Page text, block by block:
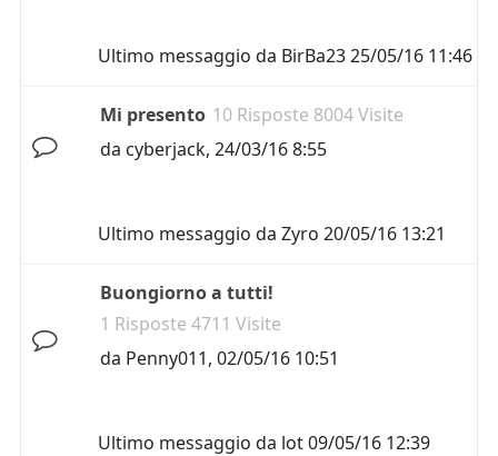
Ultimo messaggio da BirBa2325/05/16 11:46
Mi presento 10 Risposte 8004 Visite
da cyberjack, 24/03/16 8:55
Ultimo messaggio da Zyro 20/05/16 13:21
Buongiorno a tutti!
1 Risposte 4711 Visite
da Penny011, 02/05/16 10:51
Ultimo messaggio da lot09/05/16 12:39